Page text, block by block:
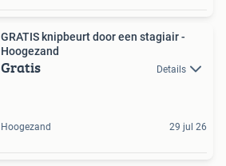
GRATIS knipbeurt door een stagiair -
Hoogezand
Gratis Details
Hoogezand 29 jul 26